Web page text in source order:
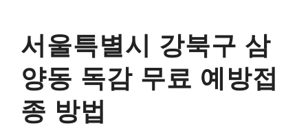
서울특별시 강북구 삼
양동 독감 무료 예방접
종 방법